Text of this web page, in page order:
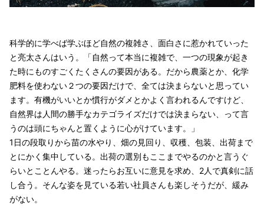
科学的に学べば学ぶほど自然の複雑さ、面白さに惹かれていった
と亮太さんはいう。「自然って本当に複雑で、一つの現象が起き
た時にものすごくたくさんの要因がある。だから農薬とか、化学
肥料を使わない２つの要因だけで、全ては決まらないと思ってい
ます。有機がいいとか慣行がダメとかよく言われるんですけど、
自然界は人間の勝手なカテゴライズだけでは決まらない、って言
うのは頭にちゃんと置くように心がけています。」
1日の段取りから苗の水やり、畑の見回り、収穫、包装、出荷まで
とにかく集中している。出荷の選別もここまでやるのかと言うぐ
らいとことんやる。迷ったらお互いに意見を求め、2人で真剣に話
し合う。そんな姿を見ている若い社員さんも楽しそうだが、緩み
がない。